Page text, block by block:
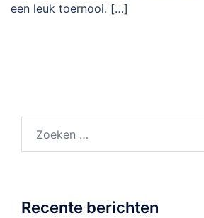
een leuk toernooi. […]
naar:
Recente berichten